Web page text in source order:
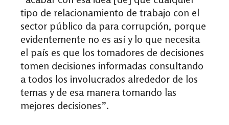
tipo de relacionamiento de trabajo con el
sector público da para corrupción, porque
evidentemente no es así y lo que necesita
el país es que los tomadores de decisiones
tomen decisiones informadas consultando
a todos los involucrados alrededor de los
temas y de esa manera tomando las
mejores decisiones”.